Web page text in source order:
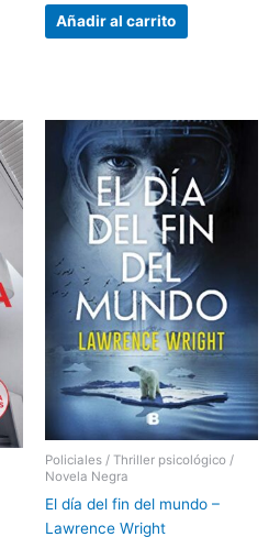
Añadir al carrito
Policiales / Thriller psicológico /
Novela Negra
El día del fin del mundo –
Lawrence Wright